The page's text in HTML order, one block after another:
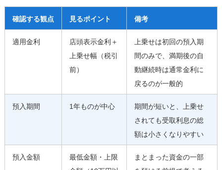
確認する観点 見るポイント 備考
適用金利
店頭表示金利＋
上乗せ幅（税引
前）
上乗せは初回の預入期
間のみで、満期後の自
動継続時は通常金利に
戻るのが一般的
預入期間 1年ものが中心
期間が短いと、上乗せ
されても受取利息の総
額は小さくなりやすい
預入金額
最低金額・上限
まとまった資金の一部